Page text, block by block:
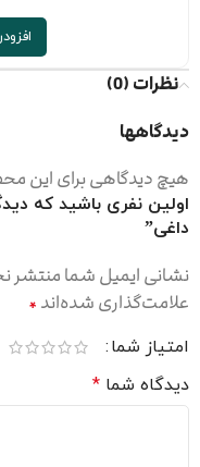
نظرات (0)
دیدگاهها
هیچ دیدگاهی برای این
اولین نفری باشید که
داغی”
نشانی ایمیل شما منتشر
علامت‌گذاری شده‌اند *
امتیاز شما
دیدگاه شما *